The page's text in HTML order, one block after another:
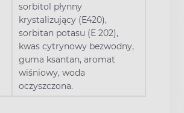
sorbitol płynny
krystalizujący (E420),
sorbitan potasu (E 202),
kwas cytrynowy bezwodny,
guma ksantan, aromat
wiśniowy, woda
oczyszczona.